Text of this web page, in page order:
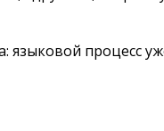
процесс